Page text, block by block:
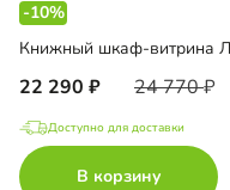
-10%
22 290 24 770
Доступно для доставки
В корзину